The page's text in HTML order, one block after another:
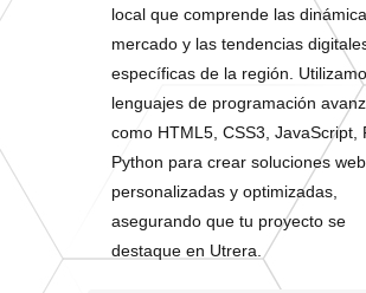
local que comprende las
mercado y las tendencias
específicas de la región.
lenguajes de programación
como HTML5, CSS3, JavaScript,
Python para crear soluciones web
personalizadas y optimizadas,
asegurando que tu proyecto se
destaque en Utrera.